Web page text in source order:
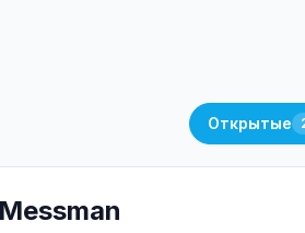
Открытые
Messman